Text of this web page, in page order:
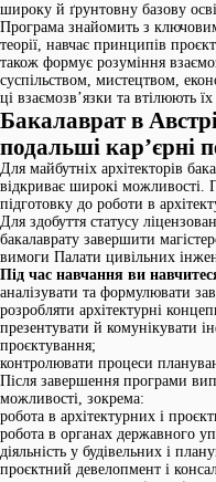
широку й ґрунтовну базову
Програма знайомить з
теорії, навчає принципів
також формує розуміння
суспільством, мистецтвом,
ці взаємозв’язки та втілюють
Бакалаврат в
подальші кар’єрні
Для майбутніх архітекторів
відкриває широкі можливості.
підготовку до роботи в
Для здобуття статусу
бакалаврату завершити
вимоги Палати цивільних
Під час навчання ви
аналізувати та формулювати
розробляти архітектурні
презентувати й комунікувати
проєктування;
контролювати процеси
Після завершення програми
можливості, зокрема:
робота в архітектурних і
робота в органах державного
діяльність у будівельних і
проєктний девелопмент і